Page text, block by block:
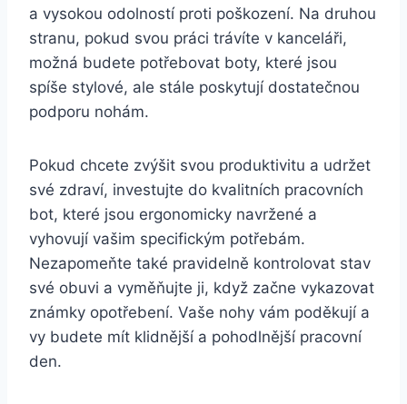
a vysokou​ odolností proti⁣ poškození. ⁣Na ⁢druhou
‌stranu, pokud⁤ svou práci​ trávíte ‌v​ kanceláři,
možná budete ⁤potřebovat boty, které​ jsou
spíše stylové, ale stále poskytují dostatečnou⁣
podporu ​nohám.
Pokud ‍chcete ​zvýšit⁢ svou produktivitu a udržet
své zdraví, investujte do​ kvalitních pracovních
bot, které jsou ergonomicky⁣ navržené ⁤a
⁤vyhovují vašim specifickým ‍potřebám.
Nezapomeňte také pravidelně kontrolovat stav⁣
své obuvi a vyměňujte ‍ji, když začne vykazovat
známky opotřebení.⁤ Vaše nohy‌ vám poděkují a
vy budete mít klidnější a pohodlnější pracovní
den.